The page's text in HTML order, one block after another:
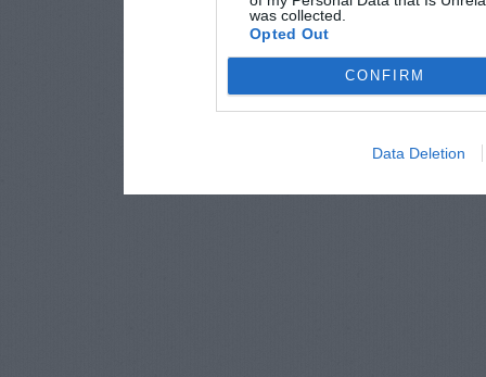
was collected.
Opted Out
CONFIRM
Data Deletion